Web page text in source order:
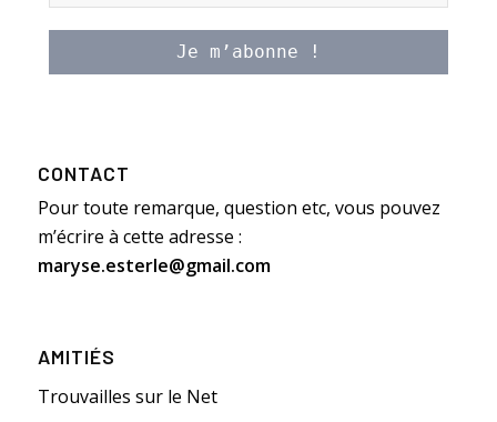
CONTACT
Pour toute remarque, question etc, vous pouvez
m’écrire à cette adresse :
maryse.esterle@gmail.com
AMITIÉS
Trouvailles sur le Net